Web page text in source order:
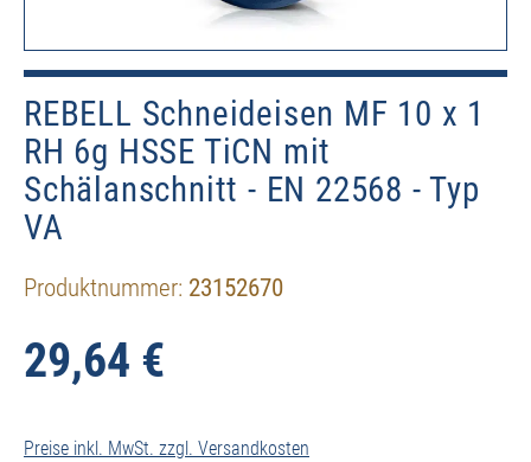
REBELL Schneideisen MF 10 x 1
RH 6g HSSE TiCN mit
Schälanschnitt - EN 22568 - Typ
VA
Produktnummer: 23152670
29,64 €
Preise inkl. MwSt. zzgl. Versandkosten